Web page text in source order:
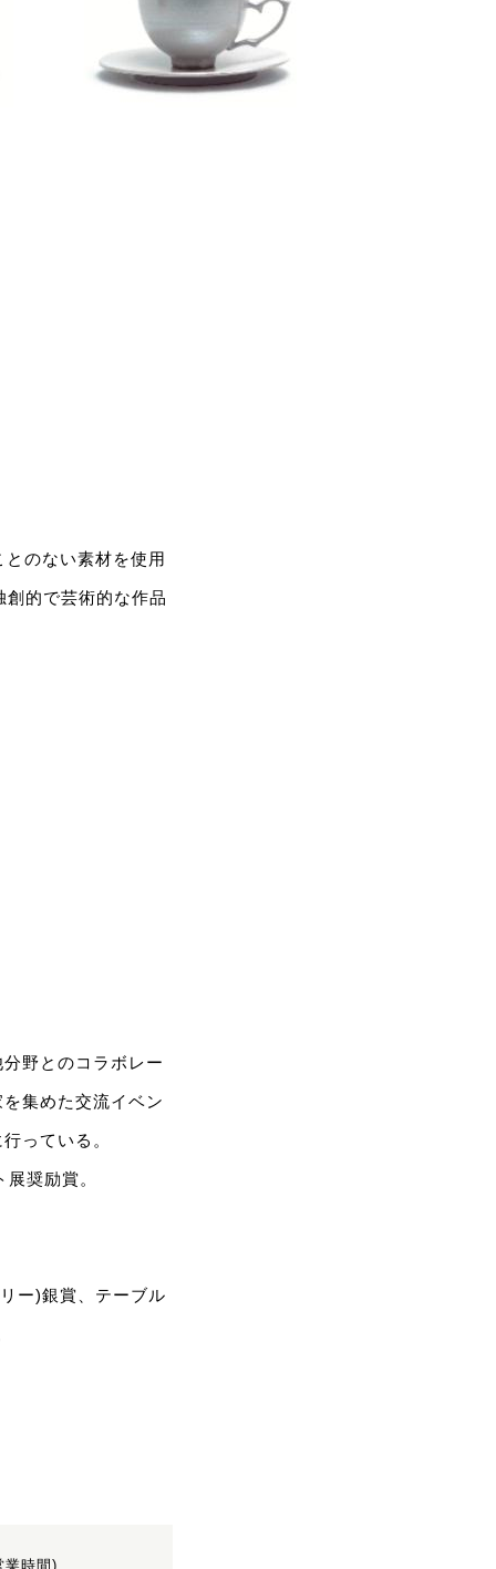
のない素材を使用
的で芸術的な作品
野とのコラボレー
集めた交流イベン
っている。
奨励賞。
ー)銀賞、テーブル
業時間)